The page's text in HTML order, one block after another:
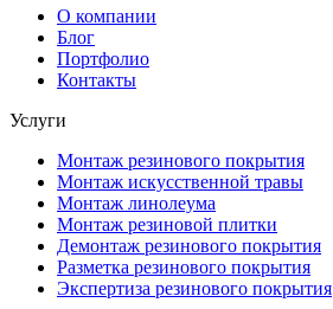
О компании
Блог
Портфолио
Контакты
Услуги
Монтаж резинового покрытия
Монтаж искусственной травы
Монтаж линолеума
Монтаж резиновой плитки
Демонтаж резинового покрытия
Разметка резинового покрытия
Экспертиза резинового покрытия